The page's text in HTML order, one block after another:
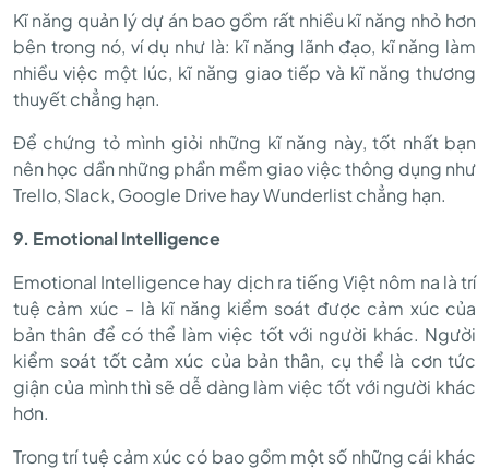
Kĩ năng quản lý dự án bao gồm rất nhiều kĩ năng nhỏ hơn
bên trong nó, ví dụ như là: kĩ năng lãnh đạo, kĩ năng làm
nhiều việc một lúc, kĩ năng giao tiếp và kĩ năng thương
thuyết chẳng hạn.
Để chứng tỏ mình giỏi những kĩ năng này, tốt nhất bạn
nên học dần những phần mềm giao việc thông dụng như
Trello, Slack, Google Drive hay Wunderlist chẳng hạn.
9. Emotional Intelligence
Emotional Intelligence hay dịch ra tiếng Việt nôm na là trí
tuệ cảm xúc – là kĩ năng kiểm soát được cảm xúc của
bản thân để có thể làm việc tốt với người khác. Người
kiểm soát tốt cảm xúc của bản thân, cụ thể là cơn tức
giận của mình thì sẽ dễ dàng làm việc tốt với người khác
hơn.
Trong trí tuệ cảm xúc có bao gồm một số những cái khác